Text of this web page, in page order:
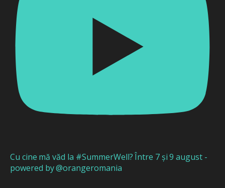
Cu cine mă văd la #SummerWell? Între 7 și 9 august -
powered by @orangeromania